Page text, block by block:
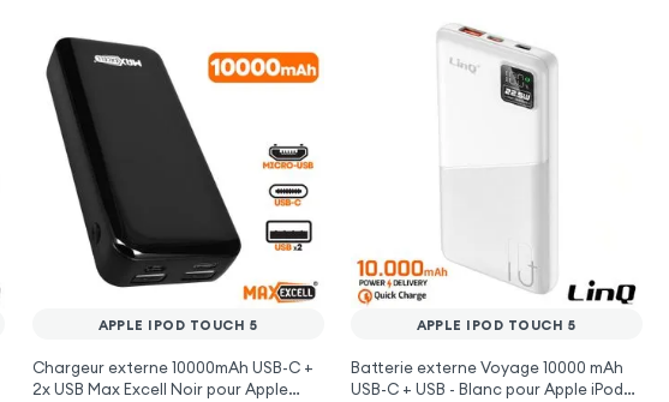
APPLE IPOD TOUCH 5
Chargeur externe 10000mAh USB-C +
2x USB Max Excell Noir pour Apple
APPLE IPOD TOUCH 5
Batterie externe Voyage 10000 mAh
USB-C + USB - Blanc pour Apple iPod